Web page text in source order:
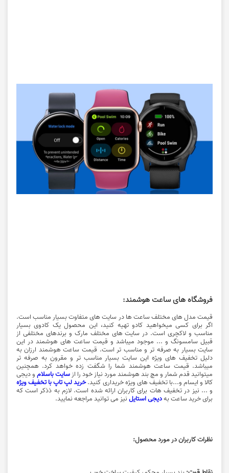
فروشگاه های ساعت هوشمند:
قیمت مدل های مختلف ساعت ها در سایت های متفاوت بسیار مناسب است.
اگر برای کسی میخواهید کادو تهیه کنید، این محصول یک کادوی بسیار
مناسب و لاکچری است. در سایت های مختلف مارک و برندهای مختلفی از
قبیل سامسونگ و ... موجود میباشد و قیمت ساعت های هوشمند در این
سایت بسیار به صرفه تر و مناسب تر است. قیمت ساعت هوشمند ارزان به
دلیل تخفیف های ویژه این سایت بسیار مناسب تر و مقرون به صرفه تر
میباشد. قیمت ساعت هوشمند شما را شگفت زده خواهد کرد. همچنین
میتوانید قدم شمار و مچ بند هوشمند مورد نیاز خود را ازسایت باسلام و دیجی
کالا و ایسام و...با تخفیف های ویژه خریداری کنید.خرید لپ تاپ با تخفیف ویژه
و ... نیز در تخفیف هات برای کاربران ارائه شده است. لازم به ذذکر است که
برای خرید ساعت بهدیجی استایلنیز می توانید مراجعه نمایید.
نظرات کاربران در مورد محصول: